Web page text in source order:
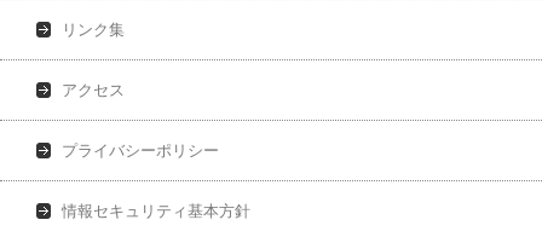
リンク集
アクセス
プライバシーポリシー
情報セキュリティ基本方針